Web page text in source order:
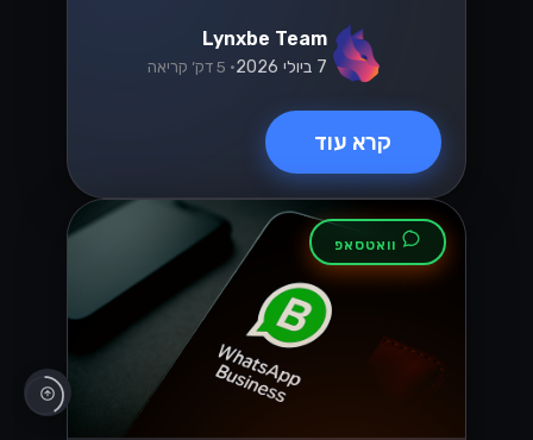
Lynxbe Team
7 ביולי 2026 • 5 דק׳ קריאה
קרא עוד
וואטסאפ